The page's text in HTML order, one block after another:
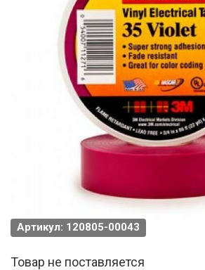
Артикул: 120805-00043
Товар не поставляется